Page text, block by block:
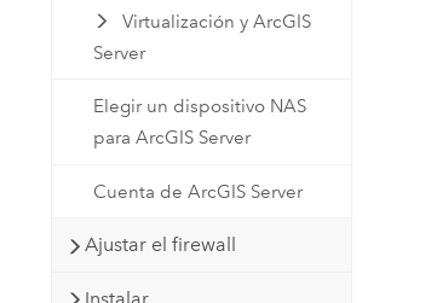
Virtualización y ArcGIS
Server
Elegir un dispositivo NAS
para ArcGIS Server
Cuenta de ArcGIS Server
Ajustar el firewall